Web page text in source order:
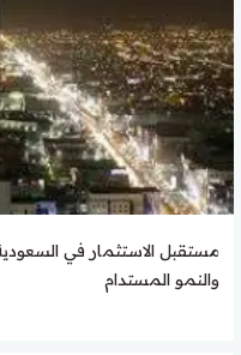
والنمو المستدام